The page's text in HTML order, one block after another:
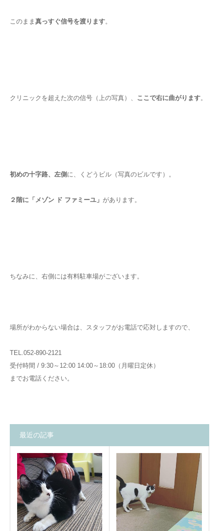
このまま 真っすぐ信号を渡ります。
クリニックを超えた次の信号（上の写真）、 ここで右に曲がります。
初めの十字路、左側 に、くどうビル（写真のビルです）。
２階に「メゾン ド ファミーユ」 があります。
ちなみに、右側には有料駐車場がございます。
場所がわからない場合は、スタッフがお電話で応対しますので、
TEL.052-890-2121
受付時間 / 9:30～12:00 14:00～18:00（月曜日定休）
までお電話ください。
最近の記事